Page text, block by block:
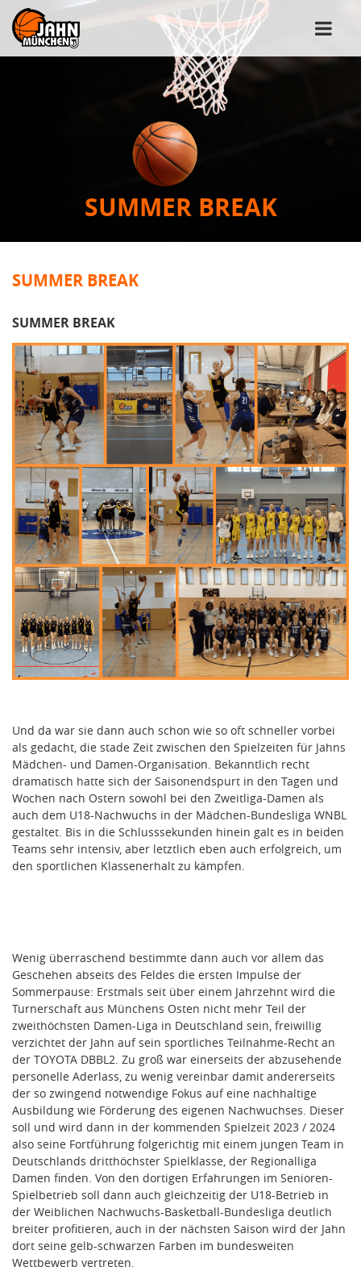
SUMMER BREAK
SUMMER BREAK
SUMMER BREAK
Und da war sie dann auch schon wie so oft schneller vorbei
als gedacht, die stade Zeit zwischen den Spielzeiten für Jahns
Mädchen- und Damen-Organisation. Bekanntlich recht
dramatisch hatte sich der Saisonendspurt in den Tagen und
Wochen nach Ostern sowohl bei den Zweitliga-Damen als
auch dem U18-Nachwuchs in der Mädchen-Bundesliga WNBL
gestaltet. Bis in die Schlusssekunden hinein galt es in beiden
Teams sehr intensiv, aber letztlich eben auch erfolgreich, um
den sportlichen Klassenerhalt zu kämpfen.
Wenig überraschend bestimmte dann auch vor allem das
Geschehen abseits des Feldes die ersten Impulse der
Sommerpause: Erstmals seit über einem Jahrzehnt wird die
Turnerschaft aus Münchens Osten nicht mehr Teil der
zweithöchsten Damen-Liga in Deutschland sein, freiwillig
verzichtet der Jahn auf sein sportliches Teilnahme-Recht an
der TOYOTA DBBL2. Zu groß war einerseits der abzusehende
personelle Aderlass, zu wenig vereinbar damit andererseits
der so zwingend notwendige Fokus auf eine nachhaltige
Ausbildung wie Förderung des eigenen Nachwuchses. Dieser
soll und wird dann in der kommenden Spielzeit 2023 / 2024
also seine Fortführung folgerichtig mit einem jungen Team in
Deutschlands dritthöchster Spielklasse, der Regionalliga
Damen finden. Von den dortigen Erfahrungen im Senioren-
Spielbetrieb soll dann auch gleichzeitig der U18-Betrieb in
der Weiblichen Nachwuchs-Basketball-Bundesliga deutlich
breiter profitieren, auch in der nächsten Saison wird der Jahn
dort seine gelb-schwarzen Farben im bundesweiten
Wettbewerb vertreten.